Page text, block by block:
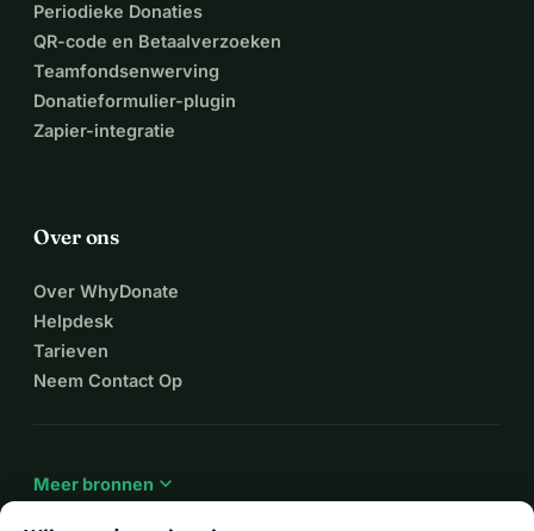
Periodieke Donaties
QR-code en Betaalverzoeken
Teamfondsenwerving
Donatieformulier-plugin
Zapier-integratie
Over ons
Over WhyDonate
Helpdesk
Tarieven
Neem Contact Op
Meer bronnen expand_more